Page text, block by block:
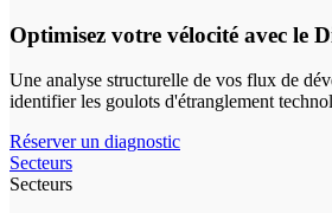
Optimisez votre vélocité avec le
Une analyse structurelle de vos flux de
identifier les goulots d'étranglement
Réserver un diagnostic
Secteurs
Secteurs